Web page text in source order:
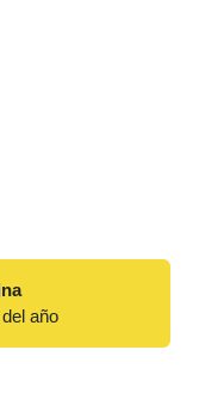
año